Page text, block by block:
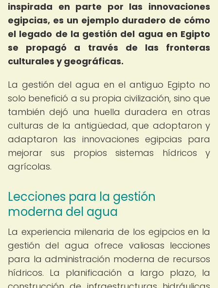
inspirada en parte por las innovaciones
egipcias, es un ejemplo duradero de cómo
el legado de la gestión del agua en Egipto
se propagó a través de las fronteras
culturales y geográficas.
La gestión del agua en el antiguo Egipto no
solo benefició a su propia civilización, sino que
también dejó una huella duradera en otras
culturas de la antigüedad, que adoptaron y
adaptaron las innovaciones egipcias para
mejorar sus propios sistemas hídricos y
agrícolas.
Lecciones para la gestión
moderna del agua
La experiencia milenaria de los egipcios en la
gestión del agua ofrece valiosas lecciones
para la administración moderna de recursos
hídricos. La planificación a largo plazo, la